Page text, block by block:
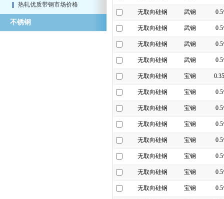
热轧优质带钢市场价格
不锈钢
无取向硅钢 武钢
无取向硅钢 武钢
无取向硅钢 武钢
无取向硅钢 武钢
无取向硅钢 宝钢
无取向硅钢 宝钢
无取向硅钢 宝钢
无取向硅钢 宝钢
无取向硅钢 宝钢
无取向硅钢 宝钢
无取向硅钢 宝钢
无取向硅钢 宝钢